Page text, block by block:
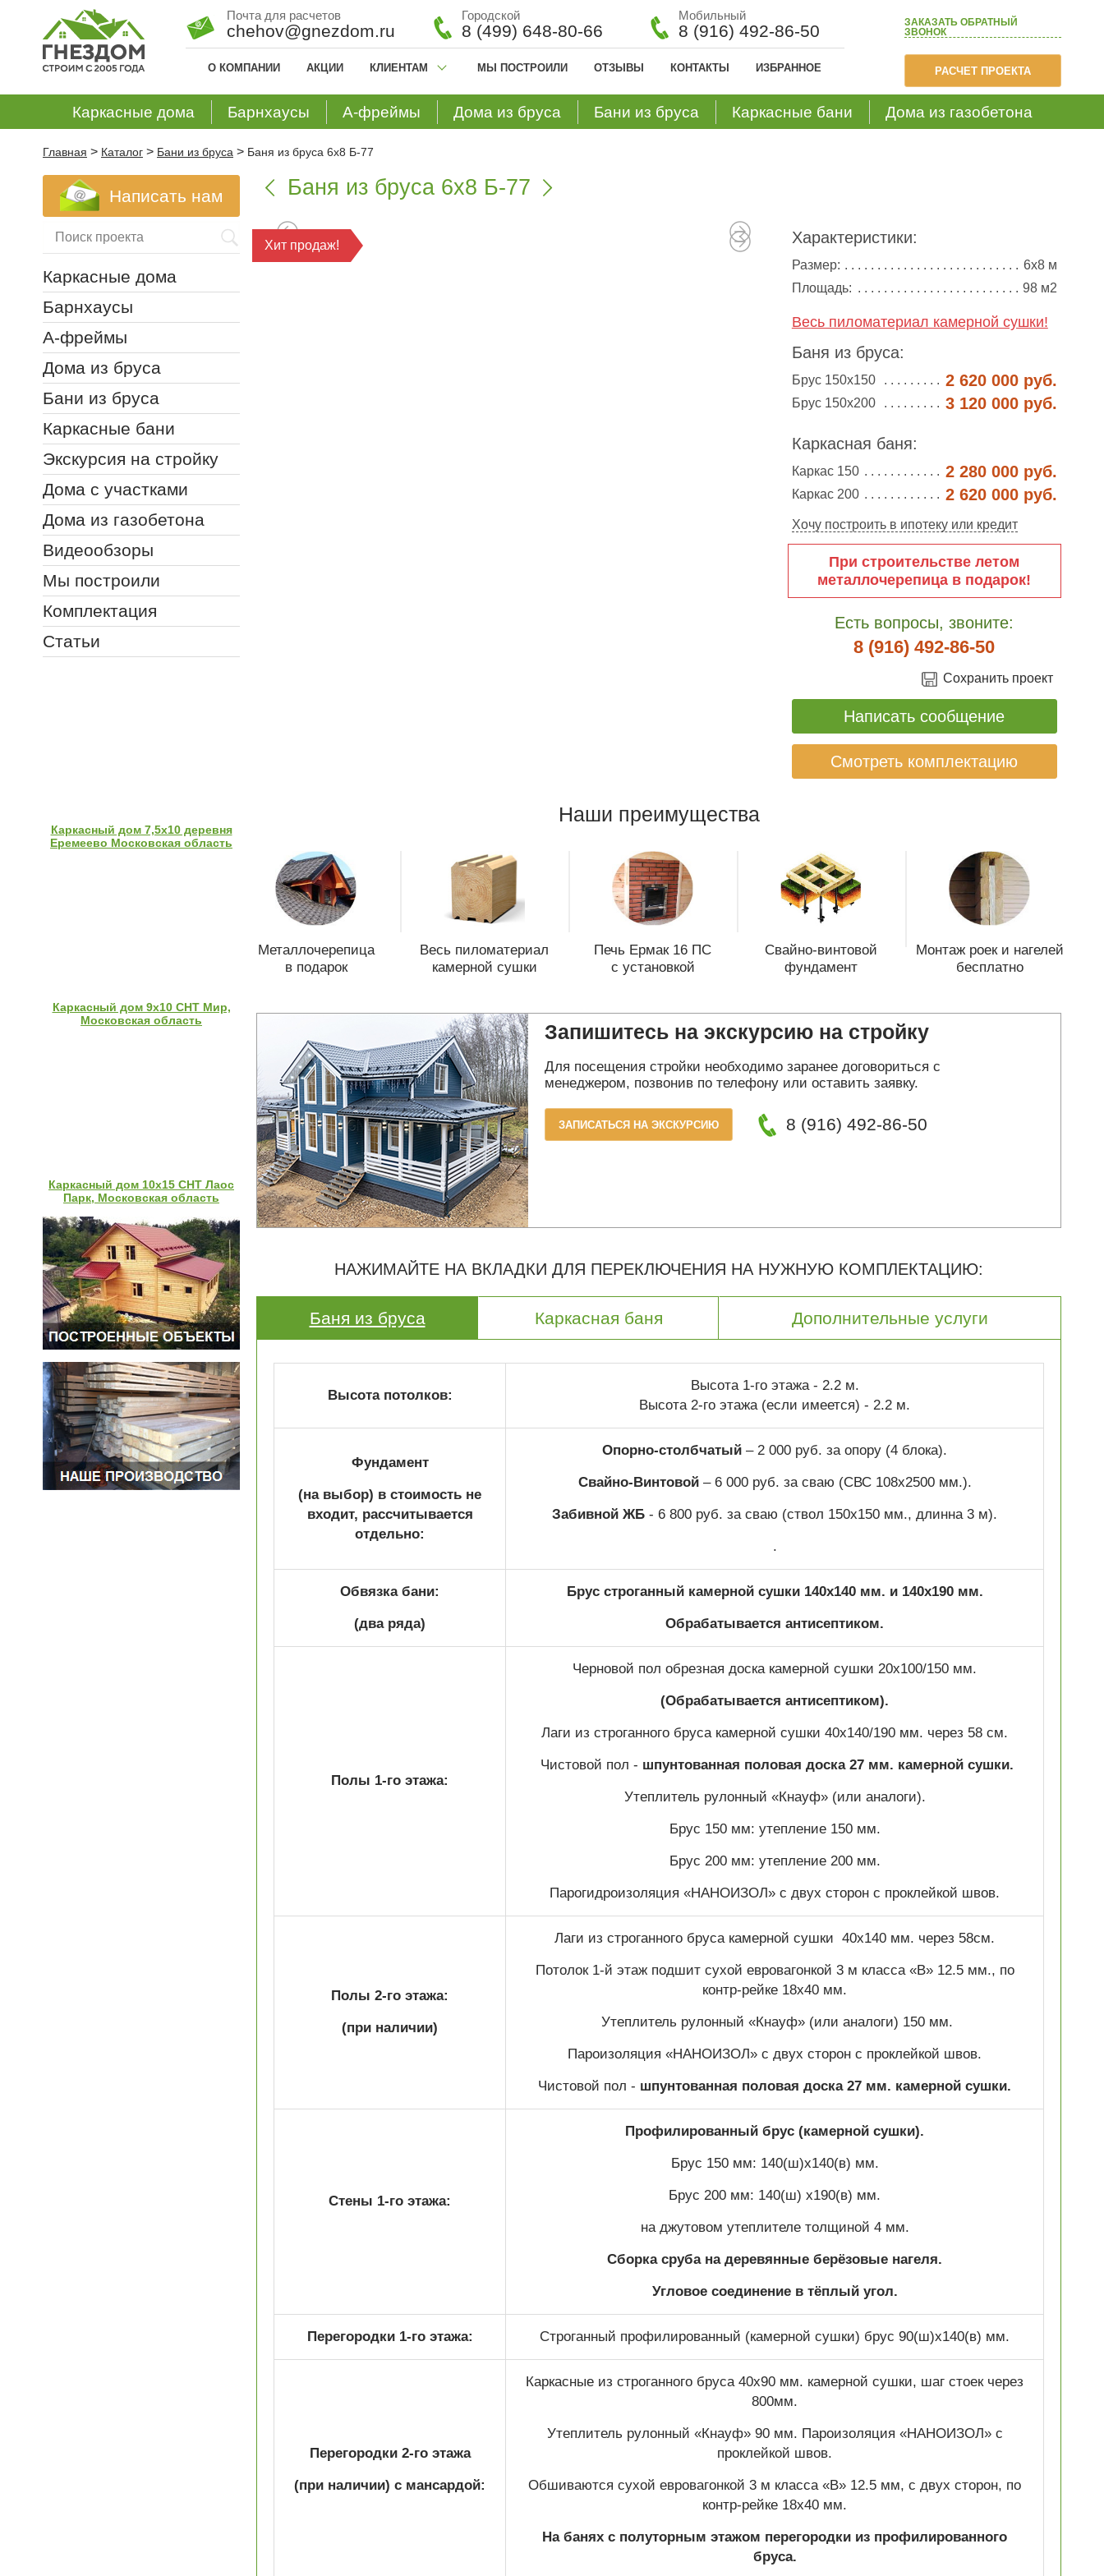
ЗАКАЗАТЬ ОБРАТНЫЙ
ЗВОНОК
РАСЧЕТ ПРОЕКТА
Почта для расчетов
chehov@gnezdom.ru
Городской
8 (499) 648-80-66
Мобильный
8 (916) 492-86-50
О КОМПАНИИ АКЦИИ КЛИЕНТАМ МЫ ПОСТРОИЛИ ОТЗЫВЫ КОНТАКТЫ ИЗБРАННОЕ
Каркасные дома Барнхаусы А-фреймы Дома из бруса Бани из бруса Каркасные бани Дома из газобетона
Главная > Каталог > Бани из бруса > Баня из бруса 6х8 Б-77
 Баня из бруса 6х8 Б-77 
Характеристики:
Размер:
6х8 м
Площадь:
98 м2
Весь пиломатериал камерной сушки!
Баня из бруса:
Брус 150х150 2 620 000 руб.
Брус 150х200 3 120 000 руб.
Каркасная баня:
Каркас 150 2 280 000 руб.
Каркас 200 2 620 000 руб.
Хочу построить в ипотеку или кредит
При строительстве летом
металлочерепица в подарок!
Есть вопросы, звоните:
8 (916) 492-86-50
Сохранить проект
Написать сообщение
Смотреть комплектацию
Хит продаж!
Наши преимущества
Металлочерепица
в подарок
Весь пиломатериал
камерной сушки
Печь Ермак 16 ПС
с установкой
Свайно-винтовой
фундамент
Монтаж роек и нагелей
бесплатно
Запишитесь на экскурсию на стройку
Для посещения стройки необходимо заранее договориться с
менеджером, позвонив по телефону или оставить заявку.
ЗАПИСАТЬСЯ НА ЭКСКУРСИЮ 8 (916) 492-86-50
НАЖИМАЙТЕ НА ВКЛАДКИ ДЛЯ ПЕРЕКЛЮЧЕНИЯ НА НУЖНУЮ КОМПЛЕКТАЦИЮ:
Баня из бруса Каркасная баня Дополнительные услуги
Высота потолков:
Высота 1-го этажа - 2.2 м.
Высота 2-го этажа (если имеется) - 2.2 м.
Фундамент
(на выбор) в стоимость не
входит, рассчитывается
отдельно:
Опорно-столбчатый – 2 000 руб. за опору (4 блока).
Свайно-Винтовой– 6 000 руб. за сваю (СВС 108х2500 мм.).
Забивной ЖБ - 6 800 руб. за сваю (ствол 150х150 мм., длинна 3 м).
.
Обвязка бани:
(два ряда)
Брус строганный камерной сушки 140х140 мм. и 140х190 мм.
Обрабатывается антисептиком.
Полы 1-го этажа:
Черновой пол обрезная доска камерной сушки 20х100/150 мм.
(Обрабатывается антисептиком).
Лаги из строганного бруса камерной сушки 40х140/190 мм. через 58 см.
Чистовой пол - шпунтованная половая доска 27 мм. камерной сушки.
Утеплитель рулонный «Кнауф» (или аналоги).
Брус 150 мм: утепление 150 мм.
Брус 200 мм: утепление 200 мм.
Парогидроизоляция «НАНОИЗОЛ» с двух сторон с проклейкой швов.
Полы 2-го этажа:
(при наличии)
Лаги из строганного бруса камерной сушки 40х140 мм. через 58см.
Потолок 1-й этаж подшит сухой евровагонкой 3 м класса «В» 12.5 мм., по
контр-рейке 18х40 мм.
Утеплитель рулонный «Кнауф» (или аналоги) 150 мм.
Пароизоляция «НАНОИЗОЛ» с двух сторон с проклейкой швов.
Чистовой пол - шпунтованная половая доска 27 мм. камерной сушки.
Стены 1-го этажа:
Профилированный брус (камерной сушки).
Брус 150 мм: 140(ш)х140(в) мм.
Брус 200 мм: 140(ш) х190(в) мм.
на джутовом утеплителе толщиной 4 мм.
Сборка сруба на деревянные берёзовые нагеля.
Угловое соединение в тёплый угол.
Перегородки 1-го этажа: Строганный профилированный (камерной сушки) брус 90(ш)х140(в) мм.
Перегородки 2-го этажа
(при наличии) с мансардой:
Каркасные из строганного бруса 40х90 мм. камерной сушки, шаг стоек через
800мм.
Утеплитель рулонный «Кнауф» 90 мм. Пароизоляция «НАНОИЗОЛ» с
проклейкой швов.
Обшиваются сухой евровагонкой 3 м класса «В» 12.5 мм, с двух сторон, по
контр-рейке 18х40 мм.
На банях с полуторным этажом перегородки из профилированного
бруса.
Написать нам
Каркасные дома
Барнхаусы
А-фреймы
Дома из бруса
Бани из бруса
Каркасные бани
Экскурсия на стройку
Дома с участками
Дома из газобетона
Видеообзоры
Мы построили
Комплектация
Статьи
Каркасный дом 7,5х10 деревня
Еремеево Московская область
Каркасный дом 9х10 СНТ Мир,
Московская область
Каркасный дом 10х15 СНТ Лаос
Парк, Московская область